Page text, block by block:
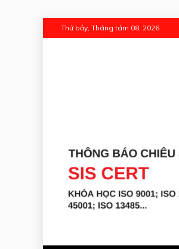
to
Thứ bảy, Tháng tám 08, 2026